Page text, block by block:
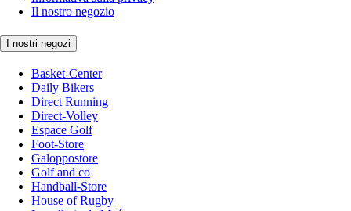
Il nostro negozio
I nostri negozi
Basket-Center
Daily Bikers
Direct Running
Direct-Volley
Espace Golf
Foot-Store
Galoppostore
Golf and co
Handball-Store
House of Rugby